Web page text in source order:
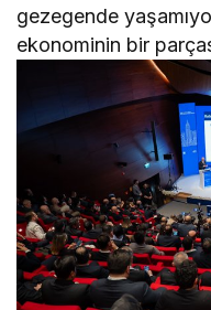
gezegende
ekonominin bir